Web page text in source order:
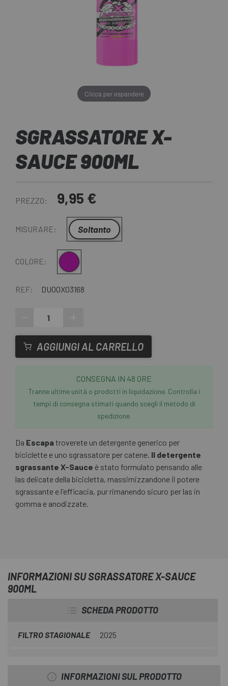
Clicca per espandere
SGRASSATORE X-
SAUCE 900ML
PREZZO: 9,95 €
MISURARE: Soltanto
COLORE: Lilla-Grigio
REF: DU00X03168
AGGIUNGI AL CARRELLO
CONSEGNA IN 48 ORE
Tranne ultime unità o prodotti in liquidazione. Controlla i
tempi di consegna stimati quando scegli il metodo di
spedizione.
Da Escapatroverete un detergente generico per
biciclette e uno sgrassatore per catene. Il detergente
sgrassante X-Sauce è stato formulato pensando alle
las delicate della bicicletta, massimizzandone il potere
sgrassante e l'efficacia, pur rimanendo sicuro per las in
gomma e anodizzate.
INFORMAZIONI SU SGRASSATORE X-SAUCE
900ML
SCHEDA PRODOTTO
FILTRO STAGIONALE 2025
INFORMAZIONI SUL PRODOTTO